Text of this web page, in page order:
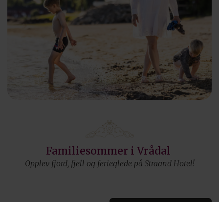
Familiesommer i Vrådal ​
Opplev fjord, fjell og ferieglede på Straand Hotel!